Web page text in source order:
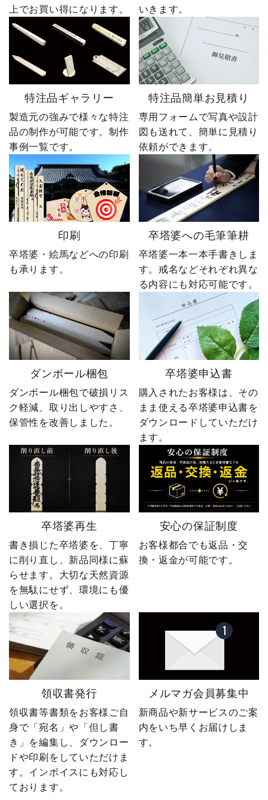
上でお買い得になります。
いきます。
特注品ギャラリー
製造元の強みで様々な特注
品の制作が可能です。制作
事例一覧です。
特注品簡単お見積り
専用フォームで写真や設計
図も送れて、簡単に見積り
依頼ができます。
印刷
卒塔婆・絵馬などへの印刷
も承ります。
卒塔婆への毛筆筆耕
卒塔婆一本一本手書きしま
す。戒名などそれぞれ異な
る内容にも対応可能です。
ダンボール梱包
ダンボール梱包で破損リス
ク軽減、取り出しやすさ、
保管性を改善しました。
卒塔婆申込書
購入されたお客様は、その
まま使える卒塔婆申込書を
ダウンロードしていただけ
ます。
卒塔婆再生
書き損じた卒塔婆を、丁寧
に削り直し、新品同様に蘇
らせます。大切な天然資源
を無駄にせず、環境にも優
しい選択を。
安心の保証制度
お客様都合でも返品・交
換・返金が可能です。
領収書発行
領収書等書類をお客様ご自
身で「宛名」や「但し書
き」を編集し、ダウンロー
ドや印刷をしていただけま
す。インボイスにも対応し
ております。
メルマガ会員募集中
新商品や新サービスのご案
内をいち早くお届けしま
す。